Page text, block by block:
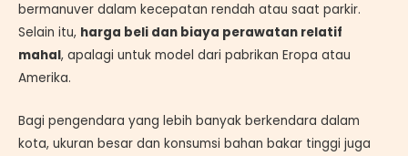
bermanuver dalam kecepatan rendah atau saat parkir.
Selain itu, harga beli dan biaya perawatan relatif
mahal, apalagi untuk model dari pabrikan Eropa atau
Amerika.
Bagi pengendara yang lebih banyak berkendara dalam
kota, ukuran besar dan konsumsi bahan bakar tinggi juga